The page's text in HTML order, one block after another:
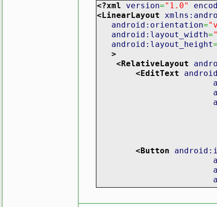
<?xml version="1.0"
<LinearLayout
android:orientation=
android:layout_width=
android:layout_height
>
<RelativeLayout
<EditText
<Button